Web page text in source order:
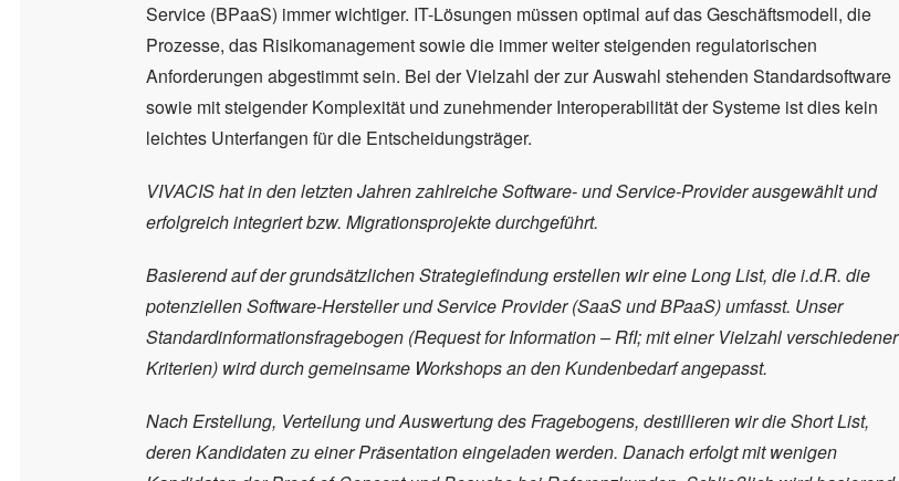
Service (BPaaS) immer wichtiger. IT-Lösungen müssen optimal auf das Geschäftsmodell, die
Prozesse, das Risikomanagement sowie die immer weiter steigenden regulatorischen
Anforderungen abgestimmt sein. Bei der Vielzahl der zur Auswahl stehenden Standardsoftware
sowie mit steigender Komplexität und zunehmender Interoperabilität der Systeme ist dies kein
leichtes Unterfangen für die Entscheidungsträger.
VIVACIS hat in den letzten Jahren zahlreiche Software- und Service-Provider ausgewählt und
erfolgreich integriert bzw. Migrationsprojekte durchgeführt.
Basierend auf der grundsätzlichen Strategiefindung erstellen wir eine Long List, die i.d.R. die
potenziellen Software-Hersteller und Service Provider (SaaS und BPaaS) umfasst. Unser
Standardinformationsfragebogen (Request for Information – RfI; mit einer Vielzahl verschiedener
Kriterien) wird durch gemeinsame Workshops an den Kundenbedarf angepasst.
Nach Erstellung, Verteilung und Auswertung des Fragebogens, destillieren wir die Short List,
deren Kandidaten zu einer Präsentation eingeladen werden. Danach erfolgt mit wenigen